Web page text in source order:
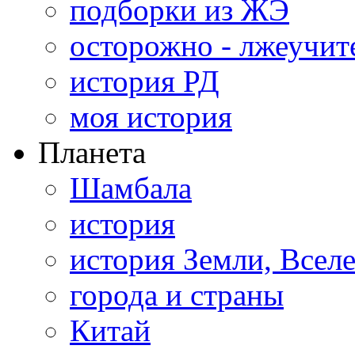
подборки из ЖЭ
осторожно -
история РД
моя история
Планета
Шамбала
история
история Земли,
города и страны
Китай